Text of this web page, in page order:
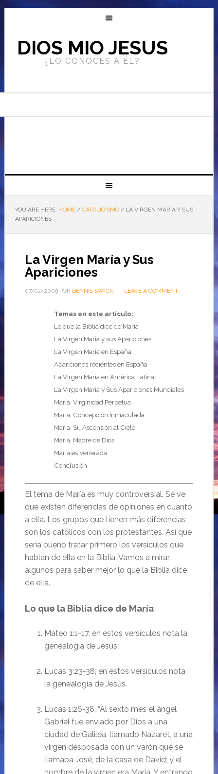
DIOS MIO JESUS
¿LO CONOCES A ÉL?
YOU ARE HERE: HOME / CATOLICISMO /LA VIRGEN MARÍA Y SUS
APARICIONES
La Virgen María y Sus
Apariciones
07/01/2009POR DENNIS SWICK LEAVE A COMMENT
Temas en este artículo:
Lo que la Biblia dice de María
La Virgen Maria y sus Apariciones
La Virgen Maria en España
Apariciones recientes en España
La Virgen María en América Latina
La Virgen María y Sus Apariciones Mundiales
Maria, Virginidad Perpetua
Maria, Concepción Inmaculada
Maria, Su Ascensión al Cielo
Maria, Madre de Dios
Maria es Venerada
Conclusión
El tema de María es muy controversial. Se ve
que existen diferencias de opiniones en cuanto
a ella. Los grupos que tienen más diferencias
son los católicos con los protestantes. Así que
sería bueno tratar primero los versículos que
hablan de ella en la Biblia. Vamos a mirar
algunos para saber mejor lo que la Biblia dice
de ella.
Lo que la Biblia dice de María
Mateo 1:1-17, en estos versículos nota la
genealogía de Jesús.
Lucas 3:23-38, en estos versículos nota
la genealogía de Jesús.
Lucas 1:26-38, “Al sexto mes el ángel
Gabriel fue enviado por Dios a una
ciudad de Galilea, llamado Nazaret, a una
virgen desposada con un varón que se
llamaba José, de la casa de David; y el